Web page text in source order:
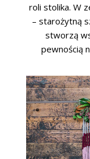
roli stolika. W
– starożytną
stworzą
pewnością